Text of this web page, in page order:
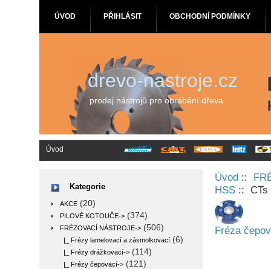
ÚVOD PŘIHLÁSIT OBCHODNÍ PODMÍNKY
drevo-nastroje.cz
prodej nástrojů pro obrábění dřeva
Úvod
Kategorie
AKCE (20)
PILOVÉ KOTOUČE-> (374)
FRÉZOVACÍ NÁSTROJE-> (506)
|_ Frézy lamelovací a zásmolkovací (6)
|_ Frézy drážkovací-> (114)
|_ Frézy čepovací-> (121)
Úvod ::
HSS :: CTs
Fréza